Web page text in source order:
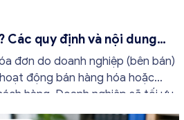
Các quy định và nội dung
đơn do doanh nghiệp (bên bán)
động bán hàng hóa hoặc
hàng. Doanh nghiệp sẽ tối ưu
được những án phạt hành